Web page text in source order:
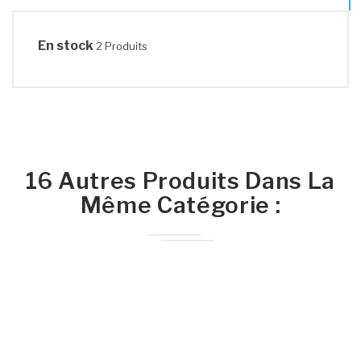
En stock 2 Produits
16 Autres Produits Dans La
Même Catégorie :